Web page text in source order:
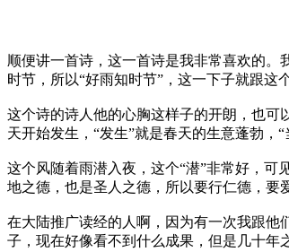
顺便讲一首诗，这一首诗是我非常喜欢的
时节，所以“好雨知时节”，这一下子就跟这
这个诗的诗人他的心胸这样子的开朗，也可
天开始发生，“发生”就是春天的生意蓬勃，“
这个风随着雨潜入夜，这个“潜”非常好，可
地之德，也是圣人之德，所以要行仁德，要
在大陆推广读经的人啊，因为有一次我跟他
子，现在好像看不到什么成果，但是几十年